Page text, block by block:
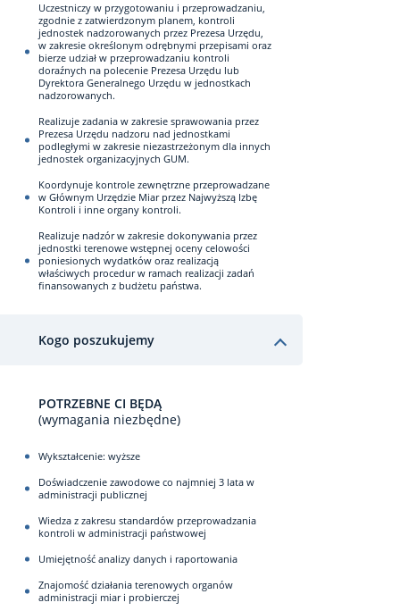
Uczestniczy w przygotowaniu i przeprowadzaniu,
zgodnie z zatwierdzonym planem, kontroli
jednostek nadzorowanych przez Prezesa Urzędu,
w zakresie określonym odrębnymi przepisami oraz
bierze udział w przeprowadzaniu kontroli
doraźnych na polecenie Prezesa Urzędu lub
Dyrektora Generalnego Urzędu w jednostkach
nadzorowanych.
Realizuje zadania w zakresie sprawowania przez
Prezesa Urzędu nadzoru nad jednostkami
podległymi w zakresie niezastrzeżonym dla innych
jednostek organizacyjnych GUM.
Koordynuje kontrole zewnętrzne przeprowadzane
w Głównym Urzędzie Miar przez Najwyższą Izbę
Kontroli i inne organy kontroli.
Realizuje nadzór w zakresie dokonywania przez
jednostki terenowe wstępnej oceny celowości
poniesionych wydatków oraz realizacją
właściwych procedur w ramach realizacji zadań
finansowanych z budżetu państwa.
Kogo poszukujemy
POTRZEBNE CI BĘDĄ
(wymagania niezbędne)
Wykształcenie: wyższe
Doświadczenie zawodowe co najmniej 3 lata w
administracji publicznej
Wiedza z zakresu standardów przeprowadzania
kontroli w administracji państwowej
Umiejętność analizy danych i raportowania
Znajomość działania terenowych organów
administracji miar i probierczej